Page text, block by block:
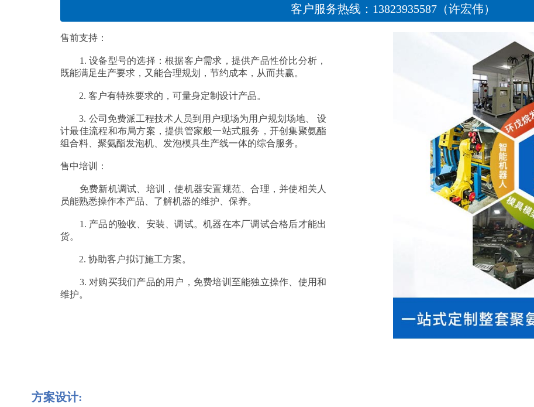
客户服务热线：13823935587（许宏伟）
售前支持：
1. 设备型号的选择：根据客户需求，提供产品性价比分析，
既能满足生产要求，又能合理规划，节约成本，从而共赢。
2. 客户有特殊要求的，可量身定制设计产品。
3. 公司免费派工程技术人员到用户现场为用户规划场地、 设
计最佳流程和布局方案，提供管家般一站式服务，开创集聚氨酯
组合料、聚氨酯发泡机、发泡模具生产线一体的综合服务。
售中培训：
免费新机调试、培训，使机器安置规范、合理，并使相关人
员能熟悉操作本产品、了解机器的维护、保养。
1. 产品的验收、安装、调试。机器在本厂调试合格后才能出
货。
2. 协助客户拟订施工方案。
3. 对购买我们产品的用户，免费培训至能独立操作、使用和
维护。
方案设计: